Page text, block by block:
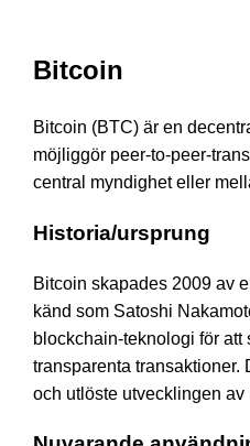
Bitcoin
Bitcoin (BTC) är en
möjliggör peer-to-peer-
central myndighet eller
Historia/ursprung
Bitcoin skapades 2009 av
känd som Satoshi
blockchain-teknologi för att
transparenta transaktioner.
och utlöste utvecklingen